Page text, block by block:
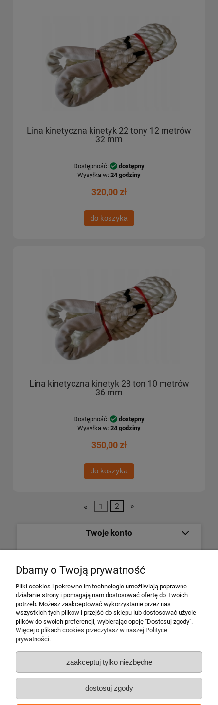
Lina kinetyczna kinetyk 22 tony 12 metrów
32 mm
Dostępność:
dostępny
Wysyłka w: 24 godziny
320,00 zł
do koszyka
Lina kinetyczna kinetyk 28 ton 10 metrów
36 mm
Dostępność:
dostępny
Wysyłka w: 24 godziny
350,00 zł
do koszyka
« 1 2 »
Twoje konto
Płatności i dostawa
Informacje o firmie
Escape 4x4
ul. Krakowska 197
34-124 Klecza Dolna
tel. 509 700 949
tel. 883 701 161
biuro@escape4x4.pl
Dbamy o Twoją prywatność
Pliki cookies i pokrewne im technologie umożliwiają poprawne
działanie strony i pomagają nam dostosować ofertę do Twoich
potrzeb. Możesz zaakceptować wykorzystanie przez nas
wszystkich tych plików i przejść do sklepu lub dostosować użycie
plików do swoich preferencji, wybierając opcję "Dostosuj zgody".
Więcej o plikach cookies przeczytasz w naszej Polityce
prywatności.
zaakceptuj tylko niezbędne
dostosuj zgody